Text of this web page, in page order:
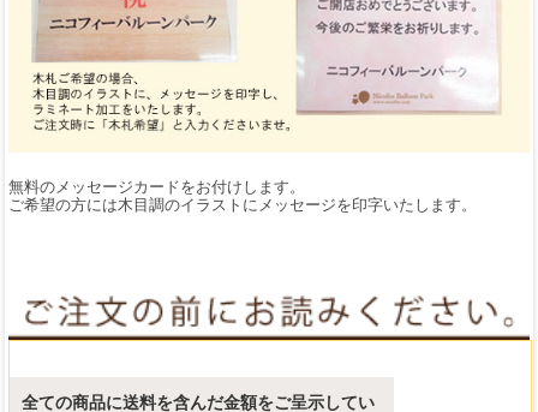
無料のメッセージカードをお付けします。
ご希望の方には木目調のイラストにメッセージを印字いたします。